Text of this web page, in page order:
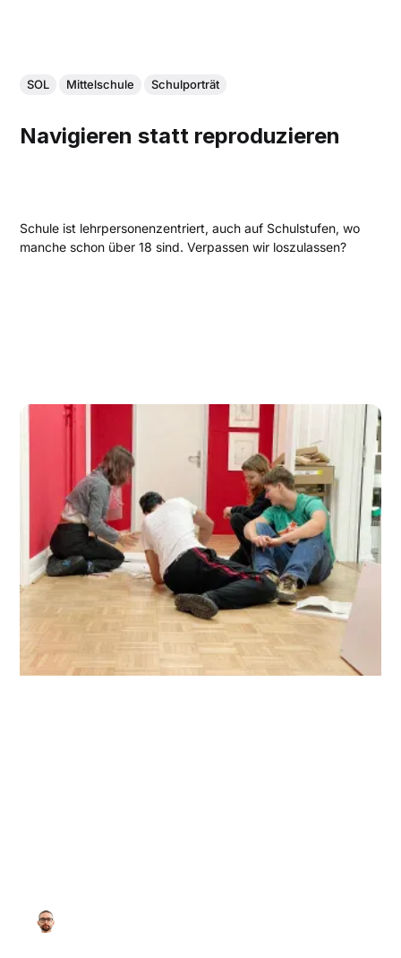
SOL Mittelschule Schulporträt
Navigieren statt reproduzieren
Schule ist lehrpersonenzentriert, auch auf Schulstufen, wo
manche schon über 18 sind. Verpassen wir loszulassen?